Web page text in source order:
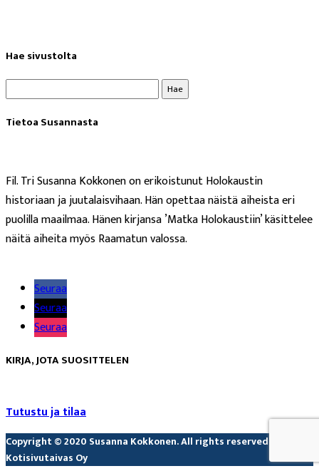
Hae sivustolta
Tietoa Susannasta
Fil. Tri Susanna Kokkonen on erikoistunut Holokaustin
historiaan ja juutalaisvihaan. Hän opettaa näistä aiheista eri
puolilla maailmaa. Hänen kirjansa ’Matka Holokaustiin’ käsittelee
näitä aiheita myös Raamatun valossa.
Seuraa
Seuraa
Seuraa
KIRJA, JOTA SUOSITTELEN
Tutustu ja tilaa
Copyright © 2020 Susanna Kokkonen. All rights reserved. Design
Kotisivutaivas Oy